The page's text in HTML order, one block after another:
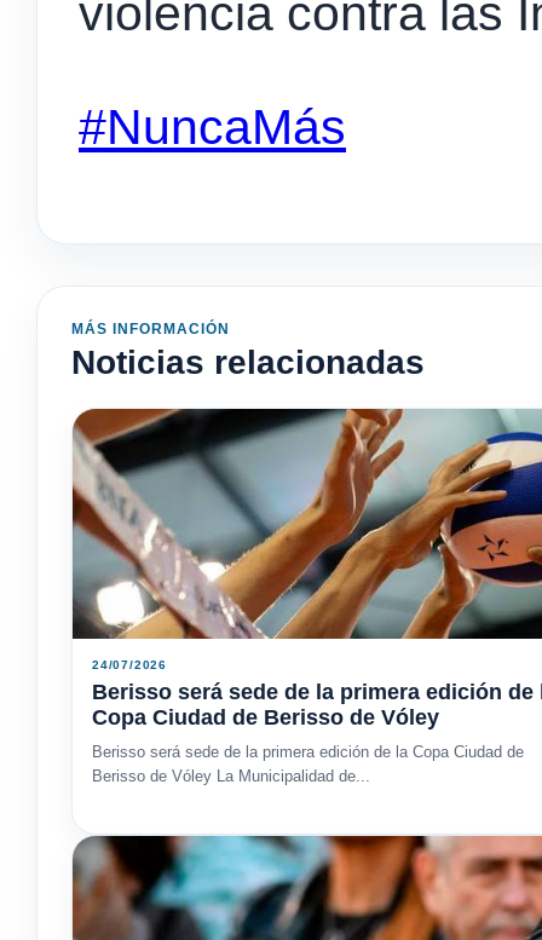
violencia contra las
#NuncaMás
MÁS INFORMACIÓN
Noticias relacionadas
24/07/2026
Berisso será sede de la primera edición de
Copa Ciudad de Berisso de Vóley
Berisso será sede de la primera edición de la Copa Ciudad de
Berisso de Vóley La Municipalidad de...